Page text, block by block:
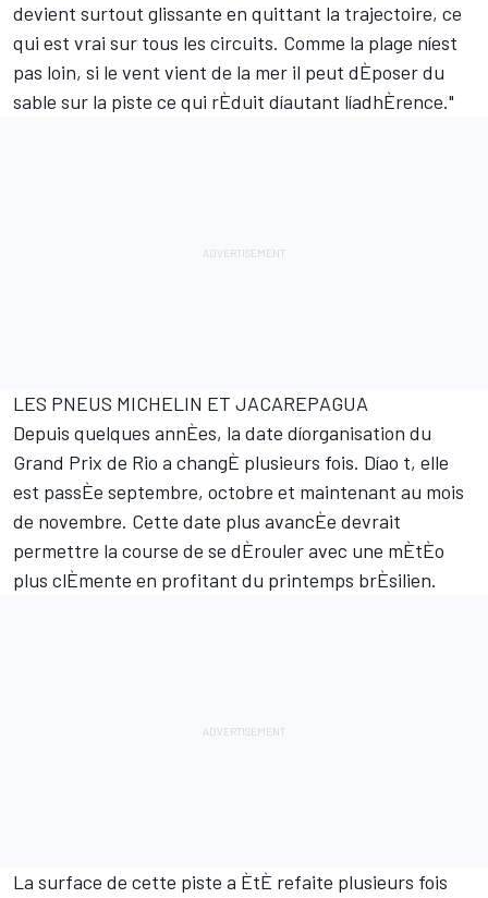
devient surtout glissante en quittant la trajectoire, ce
qui est vrai sur tous les circuits. Comme la plage níest
pas loin, si le vent vient de la mer il peut dÈposer du
sable sur la piste ce qui rÈduit díautant líadhÈrence."
LES PNEUS MICHELIN ET JACAREPAGUA
Depuis quelques annÈes, la date díorganisation du
Grand Prix de Rio a changÈ plusieurs fois. Díao t, elle
est passÈe septembre, octobre et maintenant au mois
de novembre. Cette date plus avancÈe devrait
permettre la course de se dÈrouler avec une mÈtÈo
plus clÈmente en profitant du printemps brÈsilien.
La surface de cette piste a ÈtÈ refaite plusieurs fois